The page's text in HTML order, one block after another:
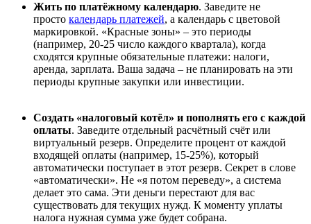
Жить по платёжному календарю. Заведите не
просто календарь платежей, а календарь с цветовой
маркировкой. «Красные зоны» – это периоды
(например, 20-25 число каждого квартала), когда
сходятся крупные обязательные платежи: налоги,
аренда, зарплата. Ваша задача – не планировать на эти
периоды крупные закупки или инвестиции.
Создать «налоговый котёл» и пополнять его с каждой
оплаты. Заведите отдельный расчётный счёт или
виртуальный резерв. Определите процент от каждой
входящей оплаты (например, 15-25%), который
автоматически поступает в этот резерв. Секрет в слове
«автоматически». Не «я потом переведу», а система
делает это сама. Эти деньги перестают для вас
существовать для текущих нужд. К моменту уплаты
налога нужная сумма уже будет собрана.